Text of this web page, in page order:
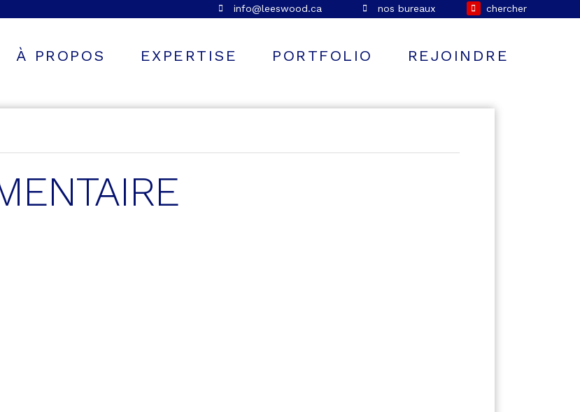
info@leeswood.ca nos bureaux chercher
À PROPOS EXPERTISE PORTFOLIO REJOINDRE